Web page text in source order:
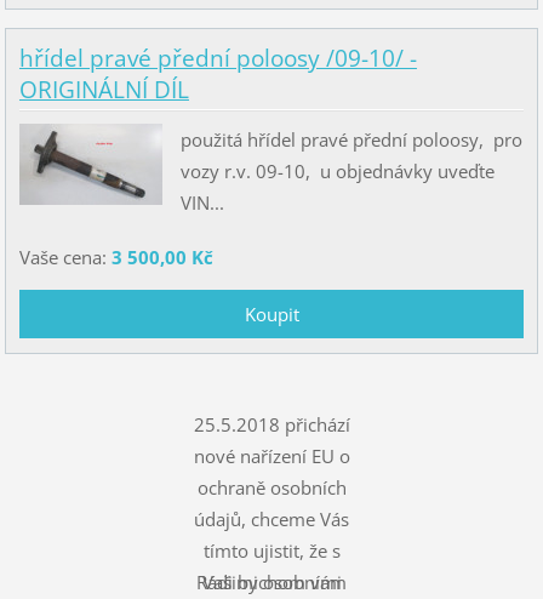
hřídel pravé přední poloosy /09-10/ -
ORIGINÁLNÍ DÍL
použitá hřídel pravé přední poloosy, pro
vozy r.v. 09-10, u objednávky uveďte
VIN...
Vaše cena: 3 500,00 Kč
25.5.2018 přichází
nové nařízení EU o
ochraně osobních
údajů, chceme Vás
tímto ujistit, že s
Vašimi osobními
Rádi bychom vám